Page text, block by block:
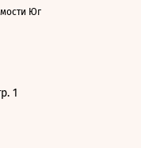
Юг
1